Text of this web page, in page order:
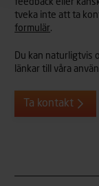
feedback eller
tveka inte att ta
formulär.
Du kan naturligtvis
länkar till våra
Ta kontakt